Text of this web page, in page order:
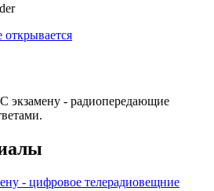
открывается
экзамену - радиопередающие
- цифровое телерадиовещние